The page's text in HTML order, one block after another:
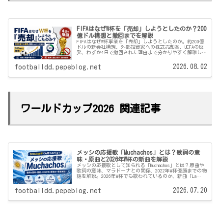
FIFAはなぜW杯を「売却」しようとしたのか？200
億ドル構想と撤回までを解説
FIFAはなぜW杯事業を「売却」しようとしたのか。約200億
ドルの新会社構想、外部投資家への株式売却案、UEFAの反
発、わずか4日で撤回された理由まで分かりやすく解説しま
footballdd.pepeblog.net 2026.08.02
ワールドカップ2026 関連記事
メッシの応援歌「Muchachos」とは？歌詞の意
味・原曲と2026年W杯の新曲を解説
メッシの応援歌として知られる「Muchachos」とは？原曲や
歌詞の意味、マラドーナとの関係、2022年W杯優勝までの物
語を解説。2026年W杯でも歌われているのか、新曲「La
footballdd.pepeblog.net 2026.07.20